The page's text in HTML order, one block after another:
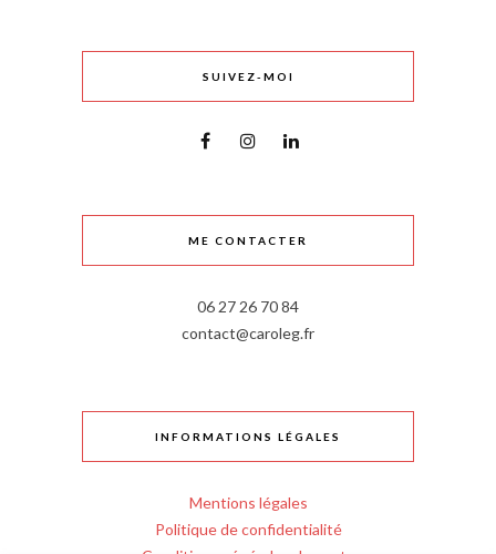
SUIVEZ-MOI
ME CONTACTER
06 27 26 70 84
contact@caroleg.fr
INFORMATIONS LÉGALES
Mentions légales
Politique de confidentialité